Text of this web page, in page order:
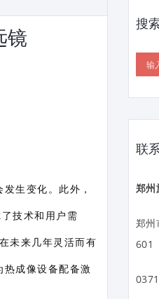
镜
生变化。此外，
技术和用户需
未来几年灵活而有
成像设备配备激
搜
联
郑州
郑州
601